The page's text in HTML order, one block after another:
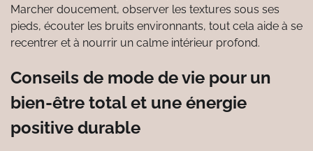
Marcher doucement, observer les textures sous ses
pieds, écouter les bruits environnants, tout cela aide à se
recentrer et à nourrir un calme intérieur profond.
Conseils de mode de vie pour un
bien-être total et une énergie
positive durable